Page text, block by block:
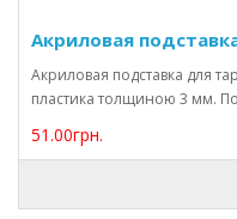
Акриловая
Акриловая подставка для
пластика толщиною 3 мм.
51.00грн.